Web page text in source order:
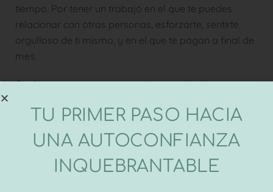
tiempo. Por tener un trabajo en el que te puedes
relacionar con otras personas, esforzarte, sentirte
orgulloso de ti mismo, y en el que te pagan a final de
mes.
Quejarsea veces es necesario y nos desahoga
Conócete y quiérete
TU PRIMER PASO HACIA
UNA AUTOCONFIANZA
INQUEBRANTABLE